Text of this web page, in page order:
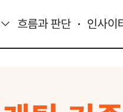
흐름과 판단 인사이